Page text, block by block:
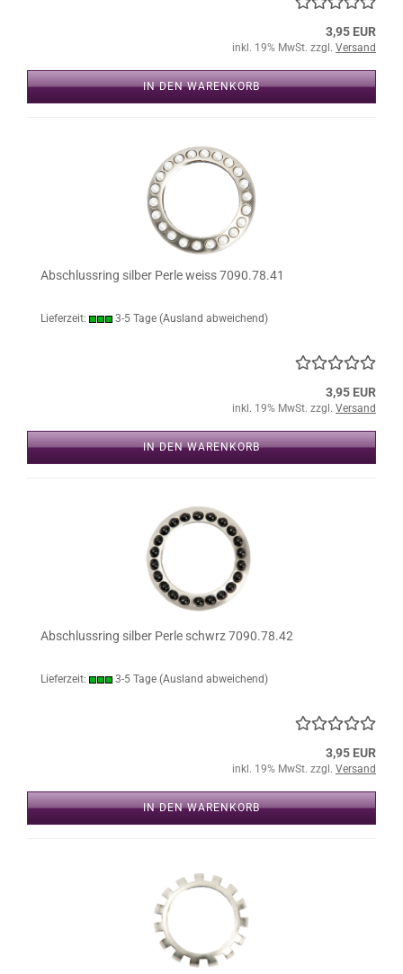
3,95 EUR
inkl. 19% MwSt. zzgl. Versand
IN DEN WARENKORB
Abschlussring silber Perle weiss 7090.78.41
Lieferzeit: 3-5 Tage (Ausland abweichend)
3,95 EUR
inkl. 19% MwSt. zzgl. Versand
IN DEN WARENKORB
Abschlussring silber Perle schwrz 7090.78.42
Lieferzeit: 3-5 Tage (Ausland abweichend)
3,95 EUR
inkl. 19% MwSt. zzgl. Versand
IN DEN WARENKORB